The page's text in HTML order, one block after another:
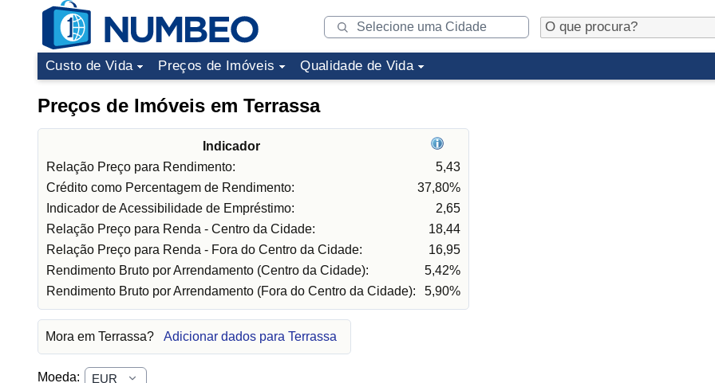
Custo de Vida Preços de Imóveis Qualidade de Vida
Preços de Imóveis em Terrassa
Indicador
Relação Preço para Rendimento:
5,43
Crédito como Percentagem de Rendimento:
37,80%
Indicador de Acessibilidade de Empréstimo:
2,65
Relação Preço para Renda - Centro da Cidade:
18,44
Relação Preço para Renda - Fora do Centro da Cidade:
16,95
Rendimento Bruto por Arrendamento (Centro da Cidade):
5,42%
Rendimento Bruto por Arrendamento (Fora do Centro da Cidade):
5,90%
Mora em Terrassa? Adicionar dados para Terrassa
Moeda: